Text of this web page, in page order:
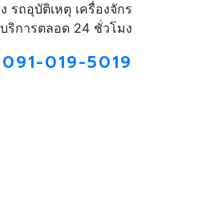
รถอุบัติเหตุ เครื่องจักร
ริการตลอด 24 ชั่วโมง
091-019-5019